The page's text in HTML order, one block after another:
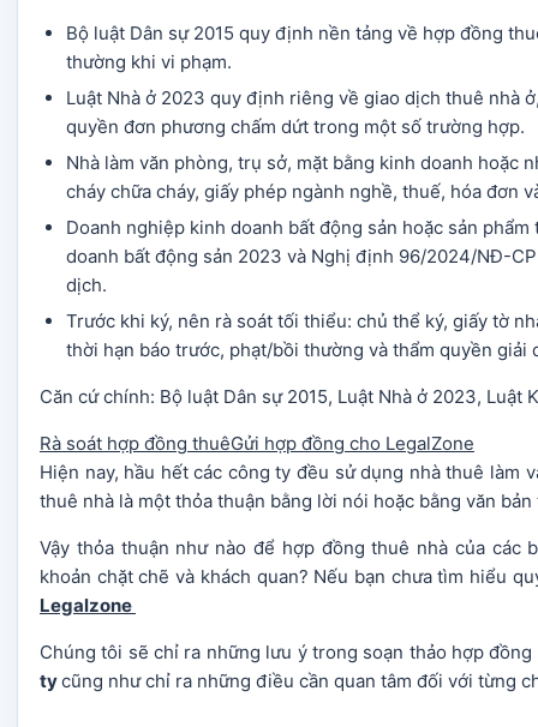
Bộ luật Dân sự 2015 quy định nền tảng về hợp đồng
thường khi vi phạm.
Luật Nhà ở 2023 quy định riêng về giao dịch thuê nhà
quyền đơn phương chấm dứt trong một số trường hợp.
Nhà làm văn phòng, trụ sở, mặt bằng kinh doanh hoặc
cháy chữa cháy, giấy phép ngành nghề, thuế, hóa đơn
Doanh nghiệp kinh doanh bất động sản hoặc sản
doanh bất động sản 2023 và Nghị định 96/2024/NĐ-
dịch.
Trước khi ký, nên rà soát tối thiểu: chủ thể ký, giấy tờ
thời hạn báo trước, phạt/bồi thường và thẩm quyền giải
Căn cứ chính: Bộ luật Dân sự 2015, Luật Nhà ở 2023,
Rà soát hợp đồng thuêGửi hợp đồng cho LegalZone
Hiện nay, hầu hết các công ty đều sử dụng nhà thuê
thuê nhà là một thỏa thuận bằng lời nói hoặc bằng văn
Vậy thỏa thuận như nào để hợp đồng thuê nhà của các
khoản chặt chẽ và khách quan? Nếu bạn chưa tìm hiểu
Legalzone
Chúng tôi sẽ chỉ ra những lưu ý trong soạn thảo hợp
tycũng như chỉ ra những điều cần quan tâm đối với từng